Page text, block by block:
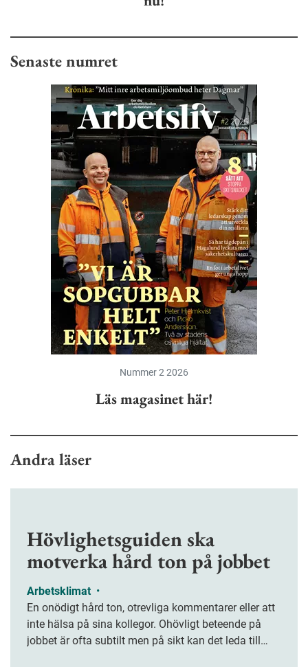
Senaste numret
Nummer 2 2026
Läs magasinet här!
Andra läser
Hövlighetsguiden ska
motverka hård ton på jobbet
Arbetsklimat •
En onödigt hård ton, otrevliga kommentarer eller att
inte hälsa på sina kollegor. Ohövligt beteende på
jobbet är ofta subtilt men på sikt kan det leda till